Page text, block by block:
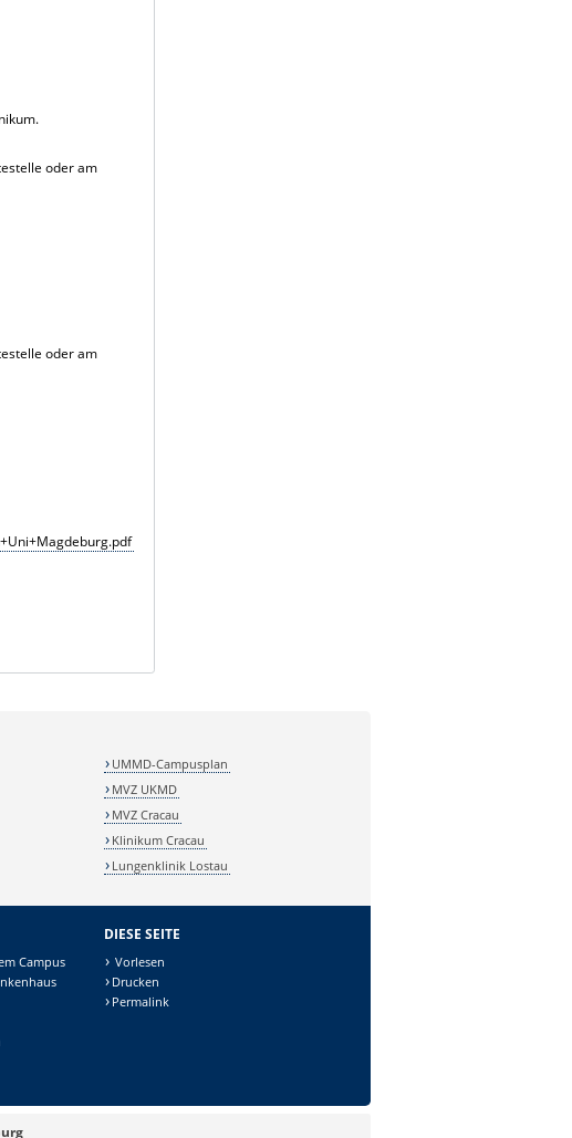
oder am
oder am
UMMD-Campusplan
MVZ UKMD
MVZ Cracau
Klinikum Cracau
Lungenklinik Lostau
Campus
DIESE SEITE
Vorlesen
Drucken
Permalink